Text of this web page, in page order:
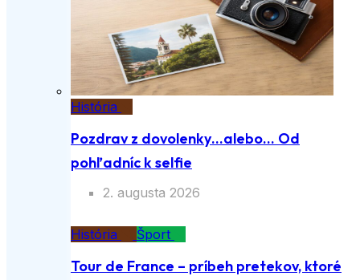
História
Pozdrav z dovolenky…alebo… Od
pohľadníc k selfie
2. augusta 2026
História Šport
Tour de France – príbeh pretekov, ktoré